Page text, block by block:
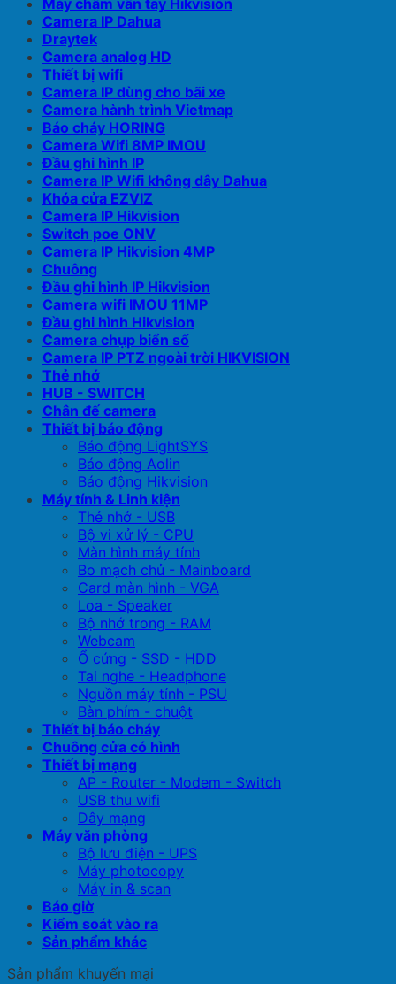
Máy chấm vân tay Hikvision
Camera IP Dahua
Draytek
Camera analog HD
Thiết bị wifi
Camera IP dùng cho bãi xe
Camera hành trình Vietmap
Báo cháy HORING
Camera Wifi 8MP IMOU
Đầu ghi hình IP
Camera IP Wifi không dây Dahua
Khóa cửa EZVIZ
Camera IP Hikvision
Switch poe ONV
Camera IP Hikvision 4MP
Chuông
Đầu ghi hình IP Hikvision
Camera wifi IMOU 11MP
Đầu ghi hình Hikvision
Camera chụp biển số
Camera IP PTZ ngoài trời HIKVISION
Thẻ nhớ
HUB - SWITCH
Chân đế camera
Thiết bị báo động
Báo động LightSYS
Báo động Aolin
Báo động Hikvision
Máy tính & Linh kiện
Thẻ nhớ - USB
Bộ vi xử lý - CPU
Màn hình máy tính
Bo mạch chủ - Mainboard
Card màn hình - VGA
Loa - Speaker
Bộ nhớ trong - RAM
Webcam
Ổ cứng - SSD - HDD
Tai nghe - Headphone
Nguồn máy tính - PSU
Bàn phím - chuột
Thiết bị báo cháy
Chuông cửa có hình
Thiết bị mạng
AP - Router - Modem - Switch
USB thu wifi
Dây mạng
Máy văn phòng
Bộ lưu điện - UPS
Máy photocopy
Máy in & scan
Báo giờ
Kiểm soát vào ra
Sản phẩm khác
Sản phẩm khuyến mại